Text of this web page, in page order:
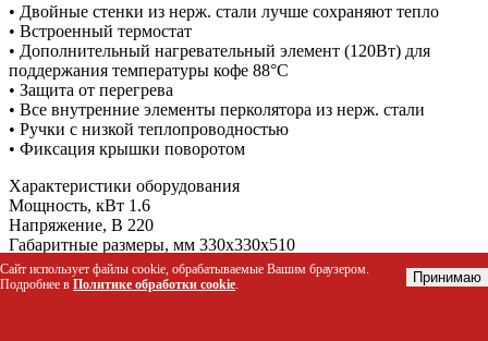
• Двойные стенки из нерж. стали лучше сохраняют тепло
• Встроенный термостат
• Дополнительный нагревательный элемент (120Вт) для
поддержания температуры кофе 88°C
• Защита от перегрева
• Все внутренние элементы перколятора из нерж. стали
• Ручки с низкой теплопроводностью
• Фиксация крышки поворотом
Характеристики оборудования
Мощность, кВт 1.6
Напряжение, В 220
Габаритные размеры, мм 330x330x510
Масса, кг 3.8
Полезная емкость, л 11
Сайт использует файлы cookie, обрабатываемые Вашим браузером.
Подробнее в Политике обработки cookie. Принимаю